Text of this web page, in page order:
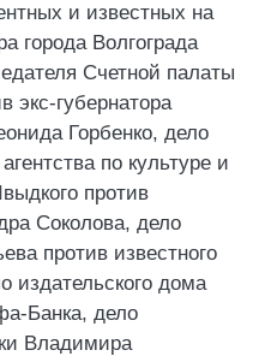
и известных на
города Волгограда
Счетной палаты
экс-губернатора
Горбенко, дело
по культуре и
против
Соколова, дело
против известного
издательского дома
Банка, дело
Владимира